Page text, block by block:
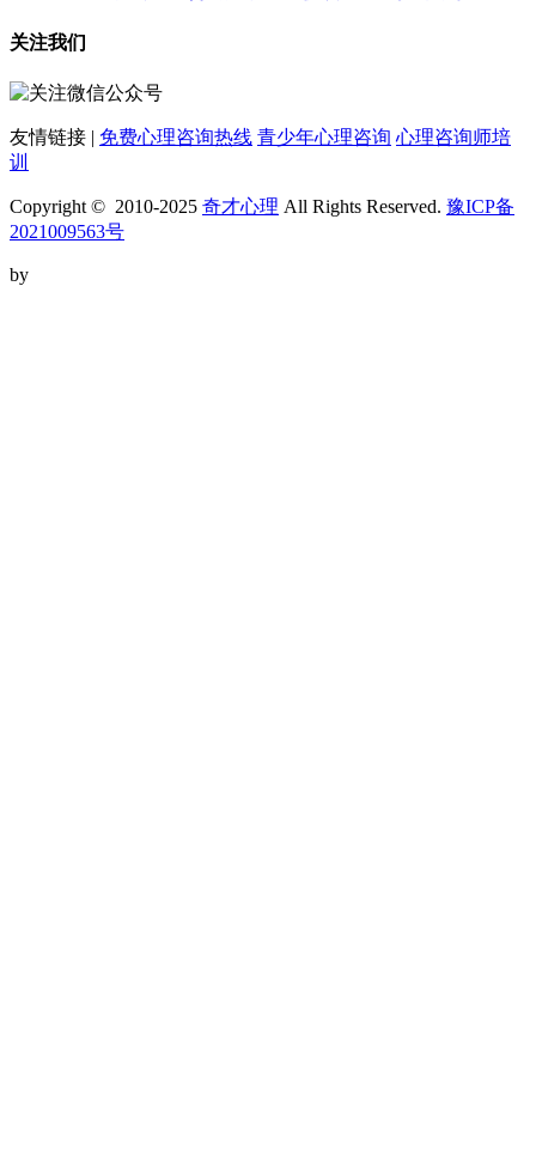
关注我们
友情链接 | 免费心理咨询热线 青少年心理咨询 心理咨询师培
训
Copyright © 2010-2025 奇才心理 All Rights Reserved. 豫ICP备
2021009563号
by